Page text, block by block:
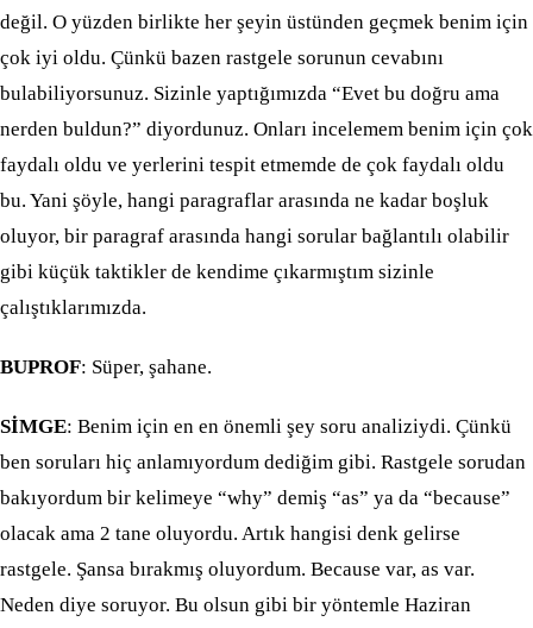
değil. O yüzden birlikte her şeyin üstünden geçmek benim için
çok iyi oldu. Çünkü bazen rastgele sorunun cevabını
bulabiliyorsunuz. Sizinle yaptığımızda “Evet bu doğru ama
nerden buldun?” diyordunuz. Onları incelemem benim için çok
faydalı oldu ve yerlerini tespit etmemde de çok faydalı oldu
bu. Yani şöyle, hangi paragraflar arasında ne kadar boşluk
oluyor, bir paragraf arasında hangi sorular bağlantılı olabilir
gibi küçük taktikler de kendime çıkarmıştım sizinle
çalıştıklarımızda.
BUPROF: Süper, şahane.
SİMGE: Benim için en en önemli şey soru analiziydi. Çünkü
ben soruları hiç anlamıyordum dediğim gibi. Rastgele sorudan
bakıyordum bir kelimeye “why” demiş “as” ya da “because”
olacak ama 2 tane oluyordu. Artık hangisi denk gelirse
rastgele. Şansa bırakmış oluyordum. Because var, as var.
Neden diye soruyor. Bu olsun gibi bir yöntemle Haziran